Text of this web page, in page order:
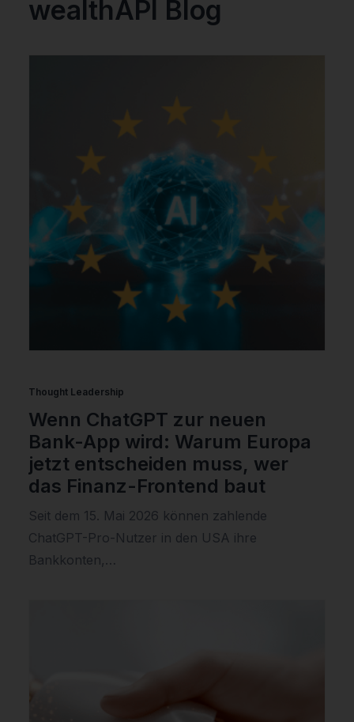
wealthAPI Blog
Thought Leadership
Wenn ChatGPT zur neuen
Bank-App wird: Warum Europa
jetzt entscheiden muss, wer
das Finanz-Frontend baut
Seit dem 15. Mai 2026 können zahlende
ChatGPT-Pro-Nutzer in den USA ihre
Bankkonten,…